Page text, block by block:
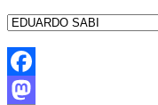
Facebook